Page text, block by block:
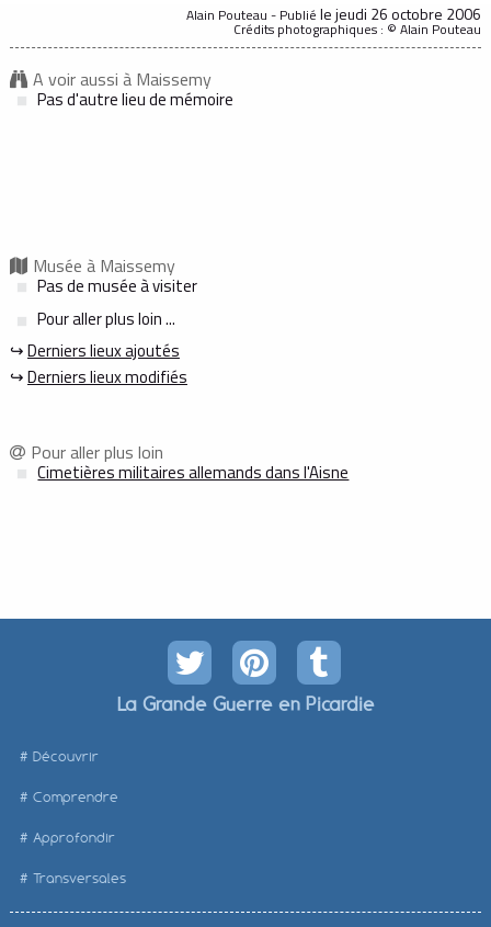
Alain Pouteau - Publiéle jeudi 26 octobre 2006
Crédits photographiques : © Alain Pouteau
A voir aussi à Maissemy
Pas d'autre lieu de mémoire
Musée à Maissemy
Pas de musée à visiter
Pour aller plus loin ...
↪Derniers lieux ajoutés
↪Derniers lieux modifiés
Pour aller plus loin
Cimetières militaires allemands dans l'Aisne
La Grande Guerre en Picardie
Découvrir
Comprendre
Approfondir
Transversales